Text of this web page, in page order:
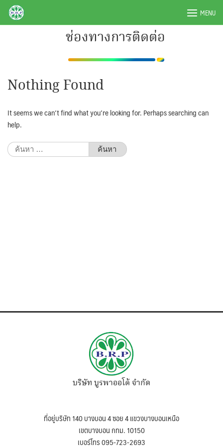
SkipBRPAUTO.COM MENU
ช่องทางการติดต่อ
Nothing Found
It seems we can’t find what you’re looking for. Perhaps searching can
help.
ค้นหา
สำหรับ:
บริษัท บูรพาออโต้ จำกัด
ที่อยู่บริษัท 140 บางบอน 4 ซอย 4 แขวงบางบอนเหนือ
เขตบางบอน กทม. 10150
เบอร์โทร 095-723-2693